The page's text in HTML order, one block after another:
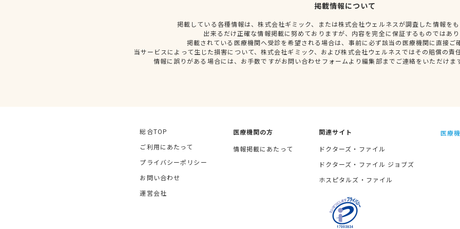
掲載情報について
掲載している各種情報は、株式会社ギミック、または株式会社ウェルネスが調査した情報を
出来るだけ正確な情報掲載に努めておりますが、内容を完全に保証するものではあ
掲載されている医療機関へ受診を希望される場合は、事前に必ず該当の医療機関に直接ご
当サービスによって生じた損害について、株式会社ギミック、および株式会社ウェルネスではその賠償の責
情報に誤りがある場合には、お手数ですがお問い合わせフォームより編集部までご連絡をいただけま
総合TOP
ご利用にあたって
プライバシーポリシー
お問い合わせ
運営会社
医療機関の方
情報掲載にあたって
関連サイト
ドクターズ・ファイル
ドクターズ・ファイル ジョブズ
ホスピタルズ・ファイル
医療